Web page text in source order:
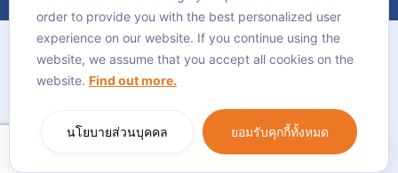
แผนผังเว็บไซต์
นโยบายส่วนบุคคล
© Vejthani International Hospital | JCI Accredited
Language:
order to provide you with the best personalized user
experience on our website. If you continue using the
website, we assume that you accept all cookies on the
website. Find out more.
ยอมรับคุกกี้ทั้งหมด
นโยบายส่วนบุคคล